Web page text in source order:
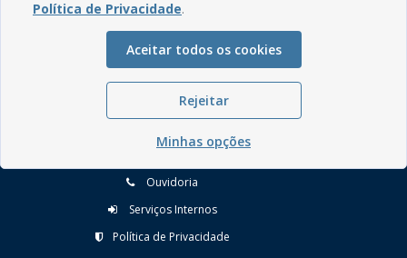
Email: comunicacao@mamanguape.pb.gov.br
Expediente: Segunda à Sexta, das 08h às 13h
Mapa do Site
Perguntas frequentes
Ouvidoria
Serviços Internos
Política de Privacidade
Política de Privacidade.
Aceitar todos os cookies
Rejeitar
Minhas opções